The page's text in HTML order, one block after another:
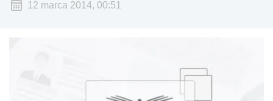
12 marca 2014, 00:51